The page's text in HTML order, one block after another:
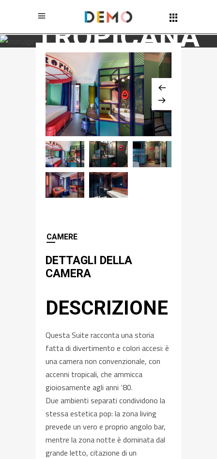
TROPICANA
CLUB
CAMERE
DETTAGLI DELLA
CAMERA
DESCRIZIONE
Questa Suite racconta una storia
fatta di divertimento e colori accesi: è
una camera non convenzionale, con
accenni tropicali, che ammicca
gioiosamente agli anni ‘80.
Due ambienti separati condividono la
stessa estetica pop: la zona living
prevede un vero e proprio angolo bar,
mentre la zona notte è dominata dal
grande letto, citazione di un